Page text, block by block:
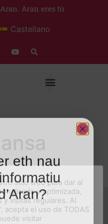
Aran eres tú
Castellano
sitio web para dar al
y optimizada,
visitas regulares. Al
acepta el uso de TODAS
visitar
eth nau